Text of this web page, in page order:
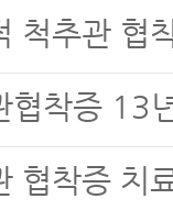
착
면
착증으로 인한
으로 호전됐지만
협착증 치